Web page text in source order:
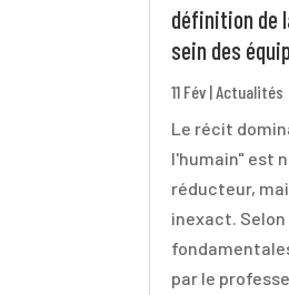
définition de
sein des
11 Fév |Actualités
Le récit
l'humain" est
réducteur,
inexact.
par le